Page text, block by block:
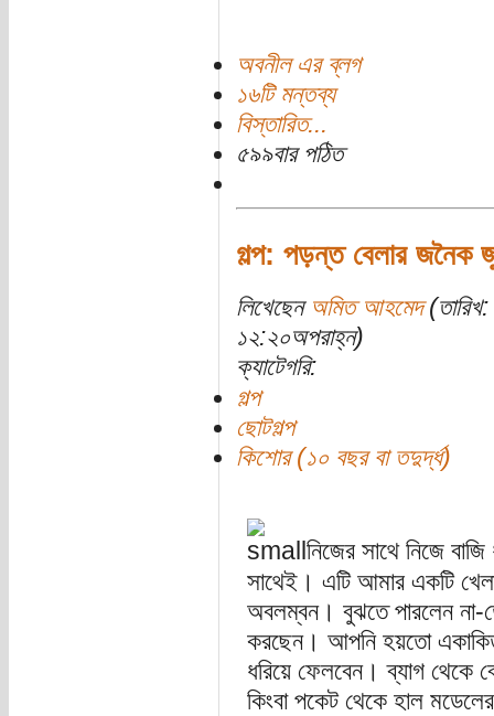
অবনীল এর ব্লগ
১৬টি মন্তব্য
বিস্তারিত...
৫৯৯বার পঠিত
গল্প: পড়ন্ত বেলার জনৈক
লিখেছেন অমিত আহমেদ
১২:২০অপরাহ্ন)
ক্যাটেগরি:
গল্প
ছোটগল্প
কিশোর (১০ বছর বা তদুর্দ্ধ)
নিজের সাথে নিজে
সাথেই। এটি আমার একটি
অবলম্বন। বুঝতে পারলেন না-
করছেন। আপনি হয়তো
ধরিয়ে ফেলবেন। ব্যাগ থেকে
কিংবা পকেট থেকে হাল